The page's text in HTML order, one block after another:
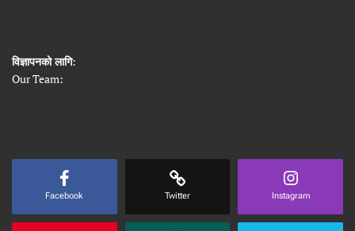
विज्ञापनको लागि:
Our Team:
Facebook Twitter Instagram